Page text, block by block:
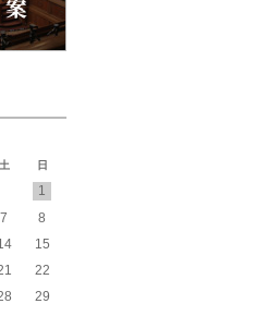
土 日
1
7
8
15
22
29